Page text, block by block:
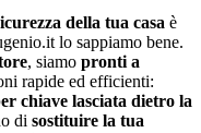
della tua casa è
lo sappiamo bene.
, siamo pronti a
rapide ed efficienti:
chiave lasciata dietro la
di sostituire la tua